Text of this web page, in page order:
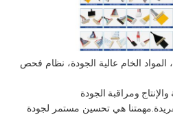
المواد الخام عالية الجودة، نظام فحص
ومراقبة الجودة
مهمتنا هي تحسين مستمر لجودة